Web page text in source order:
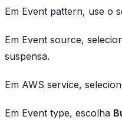
Em Event pattern, use o
Em Event source,
suspensa.
Em AWS service,
Em Event type, escolha